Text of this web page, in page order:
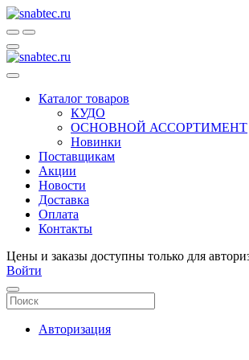
Каталог товаров
КУДО
ОСНОВНОЙ АССОРТИМЕНТ
Новинки
Поставщикам
Акции
Новости
Доставка
Оплата
Контакты
Цены и заказы доступны только для
Войти
Авторизация